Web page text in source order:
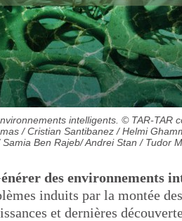
intelligents. © TAR-TAR
/ Cristian Santibanez / Helmi
Ben Rajeb/ Andrei Stan / Tudor
des environnements
induits par la montée
et dernières